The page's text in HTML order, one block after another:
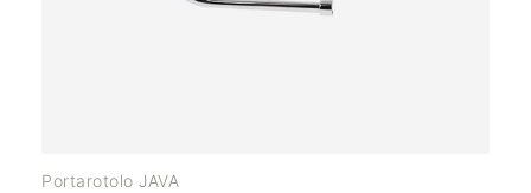
Portarotolo JAVA